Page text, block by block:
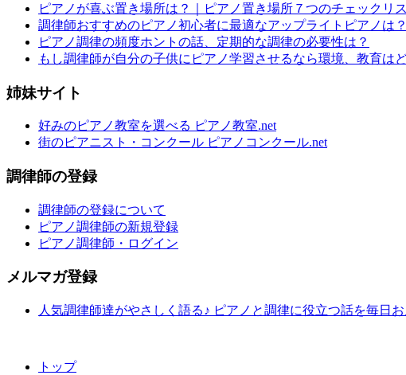
ピアノが喜ぶ置き場所は？｜ピアノ置き場所７つのチェックリ
調律師おすすめのピアノ初心者に最適なアップライトピアノは？
ピアノ調律の頻度ホントの話、定期的な調律の必要性は？
もし調律師が自分の子供にピアノ学習させるなら環境、教育は
姉妹サイト
好みのピアノ教室を選べる ピアノ教室.net
街のピアニスト・コンクール ピアノコンクール.net
調律師の登録
調律師の登録について
ピアノ調律師の新規登録
ピアノ調律師・ログイン
メルマガ登録
人気調律師達がやさしく語る♪ ピアノと調律に役立つ話を毎日お
トップ